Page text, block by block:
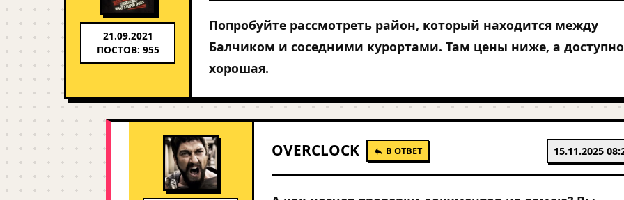
21.09.2021
ПОСТОВ: 955
Попробуйте рассмотреть район, который находится между
Балчиком и соседними курортами. Там цены ниже, а
хорошая.
OVERCLOCK В ОТВЕТ 15.11.2025